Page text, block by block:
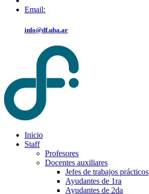
Email:
info@df.uba.ar
Inicio
Staff
Profesores
Docentes auxiliares
Jefes de trabajos prácticos
Ayudantes de 1ra
Ayudantes de 2da